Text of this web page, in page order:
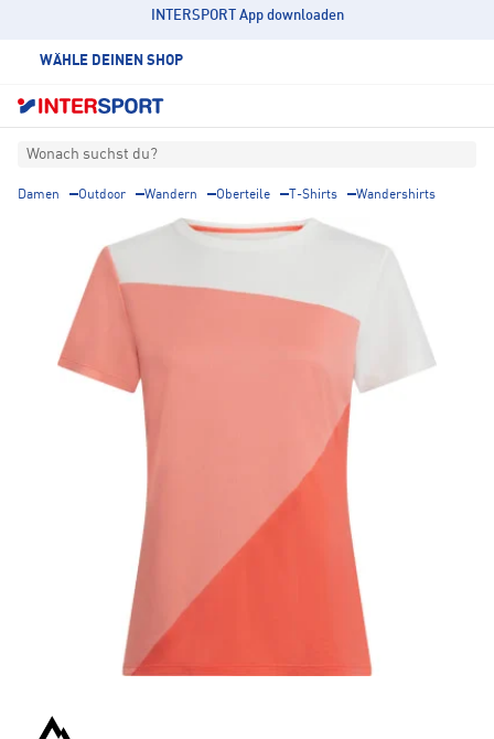
INTERSPORT App downloaden
WÄHLE DEINEN SHOP
Wonach suchst du?
Damen Outdoor Wandern Oberteile T-Shirts Wandershirts